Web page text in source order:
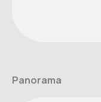
Panorama